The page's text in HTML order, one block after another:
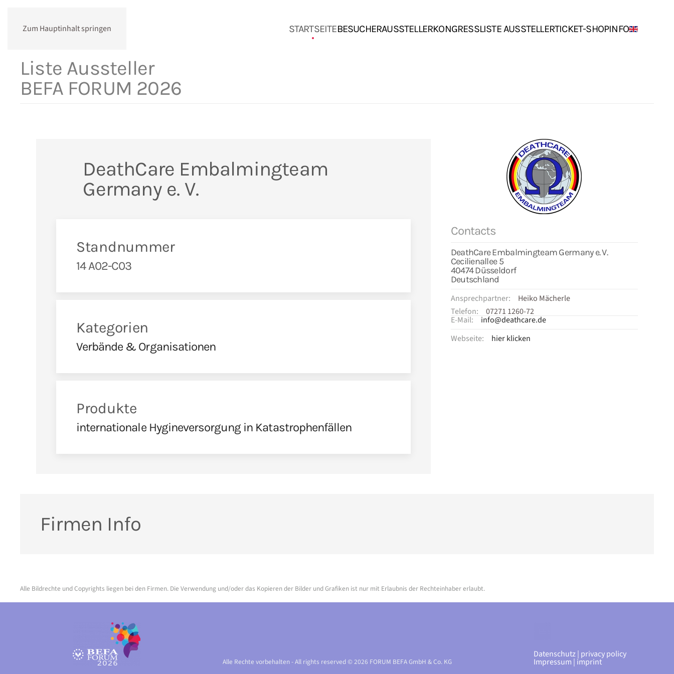
Zum Hauptinhalt springen STARTSEITEBESUCHERAUSSTELLERKONGRESSLISTE AUSSTELLERTICKET-SHOPINFO
Liste Aussteller
BEFA FORUM 2026
DeathCare Embalmingteam
Germany e. V.
Standnummer
14 A02-C03
Kategorien
Verbände & Organisationen
Produkte
internationale Hygineversorgung in Katastrophenfällen
Contacts
DeathCare Embalmingteam Germany e. V.
Cecilienallee 5
40474 Düsseldorf
Deutschland
Ansprechpartner:
Heiko Mächerle
Telefon:
07271 1260-72
E-Mail:
info@deathcare.de
Webseite:
hier klicken
Firmen Info
Alle Bildrechte und Copyrights liegen bei den Firmen. Die Verwendung und/oder das Kopieren der Bilder und Grafiken ist nur mit Erlaubnis der Rechteinhaber erlaubt.
Alle Rechte vorbehalten - All rights reserved © 2026 FORUM BEFA GmbH & Co. KG
Datenschutz | privacy policy
Impressum | imprint